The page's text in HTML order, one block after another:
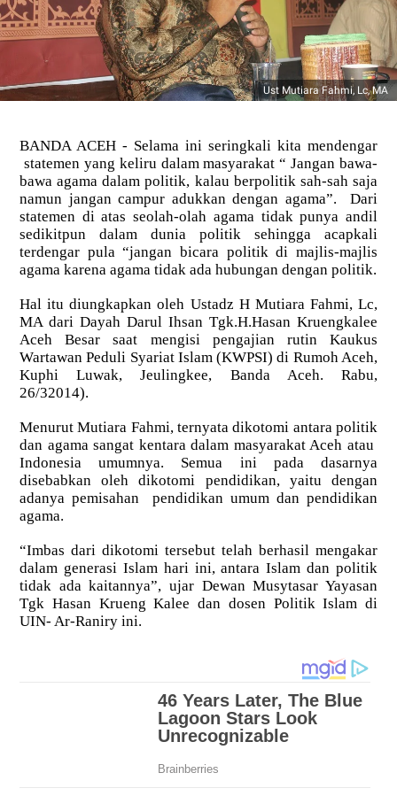
Ust Mutiara Fahmi, Lc, MA
BANDA ACEH - Selama ini seringkali kita mendengar
statemen yang keliru dalam masyarakat “ Jangan bawa-
bawa agama dalam politik, kalau berpolitik sah-sah saja
namun jangan campur adukkan dengan agama”. Dari
statemen di atas seolah-olah agama tidak punya andil
sedikitpun dalam dunia politik sehingga acapkali
terdengar pula “jangan bicara politik di majlis-majlis
agama karena agama tidak ada hubungan dengan politik.
Hal itu diungkapkan oleh Ustadz H Mutiara Fahmi, Lc,
MA dari Dayah Darul Ihsan Tgk.H.Hasan Kruengkalee
Aceh Besar saat mengisi pengajian rutin Kaukus
Wartawan Peduli Syariat Islam (KWPSI) di Rumoh Aceh,
Kuphi Luwak, Jeulingkee, Banda Aceh. Rabu,
26/32014).
Menurut Mutiara Fahmi, ternyata dikotomi antara politik
dan agama sangat kentara dalam masyarakat Aceh atau
Indonesia umumnya. Semua ini pada dasarnya
disebabkan oleh dikotomi pendidikan, yaitu dengan
adanya pemisahan pendidikan umum dan pendidikan
agama.
“Imbas dari dikotomi tersebut telah berhasil mengakar
dalam generasi Islam hari ini, antara Islam dan politik
tidak ada kaitannya”, ujar Dewan Musytasar Yayasan
Tgk Hasan Krueng Kalee dan dosen Politik Islam di
UIN- Ar-Raniry ini.